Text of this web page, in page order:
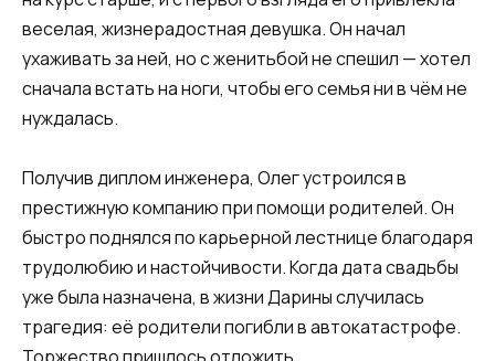
веселая, жизнерадостная девушка. Он начал
ухаживать за ней, но с женитьбой не спешил — хотел
сначала встать на ноги, чтобы его семья ни в чём не
нуждалась.
Получив диплом инженера, Олег устроился в
престижную компанию при помощи родителей. Он
быстро поднялся по карьерной лестнице благодаря
трудолюбию и настойчивости. Когда дата свадьбы
уже была назначена, в жизни Дарины случилась
трагедия: её родители погибли в автокатастрофе.